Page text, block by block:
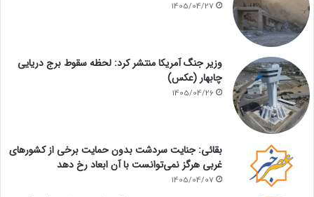
1405/04/27
وزیر جنگ آمریکا منتشر کرد: لحظه سقوط برج دریایی
چابهار (عکس)
1405/04/26
بقائی: جنایت سردشت بدون حمایت برخی از کشورهای
غربی هرگز نمی‌توانست با آن ابعاد رخ دهد
1405/04/07